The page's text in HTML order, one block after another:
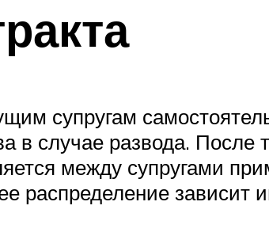
супругам
в случае развода. После
между супругами
распределение зависит